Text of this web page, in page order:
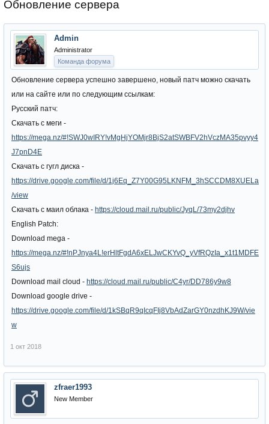
Обновление сервера
Admin
Administrator
Команда форума
Обновление сервера успешно завершено, новый патч можно скачать
или на сайте или по следующим ссылкам:
Русский патч:
Скачать с меги -
https://mega.nz/#!SWJ0wIRY!vMgHjYOMjr8BjS2atSWBFV2hVczMA35pvyy4
J7pnD4E
Скачать с гугл диска -
https://drive.google.com/file/d/1j6Eq_Z7Y00G95LKNFM_3hSCCDM8XUELa
/view
Скачать с маил облака - https://cloud.mail.ru/public/JyqL/73my2djhv
English Patch:
Download mega -
https://mega.nz/#!nPJnya4L!erHltFgdA6xELJwCKYvQ_yVfRQzIa_x1t1MDFE
S6ujs
Download mail cloud - https://cloud.mail.ru/public/C4yr/DD786y9w8
Download google drive -
https://drive.google.com/file/d/1kSBqR9qIcqFIj8VbAdZarGY0nzdhKJ9W/vie
w
1 окт 2018
zfraer1993
New Member